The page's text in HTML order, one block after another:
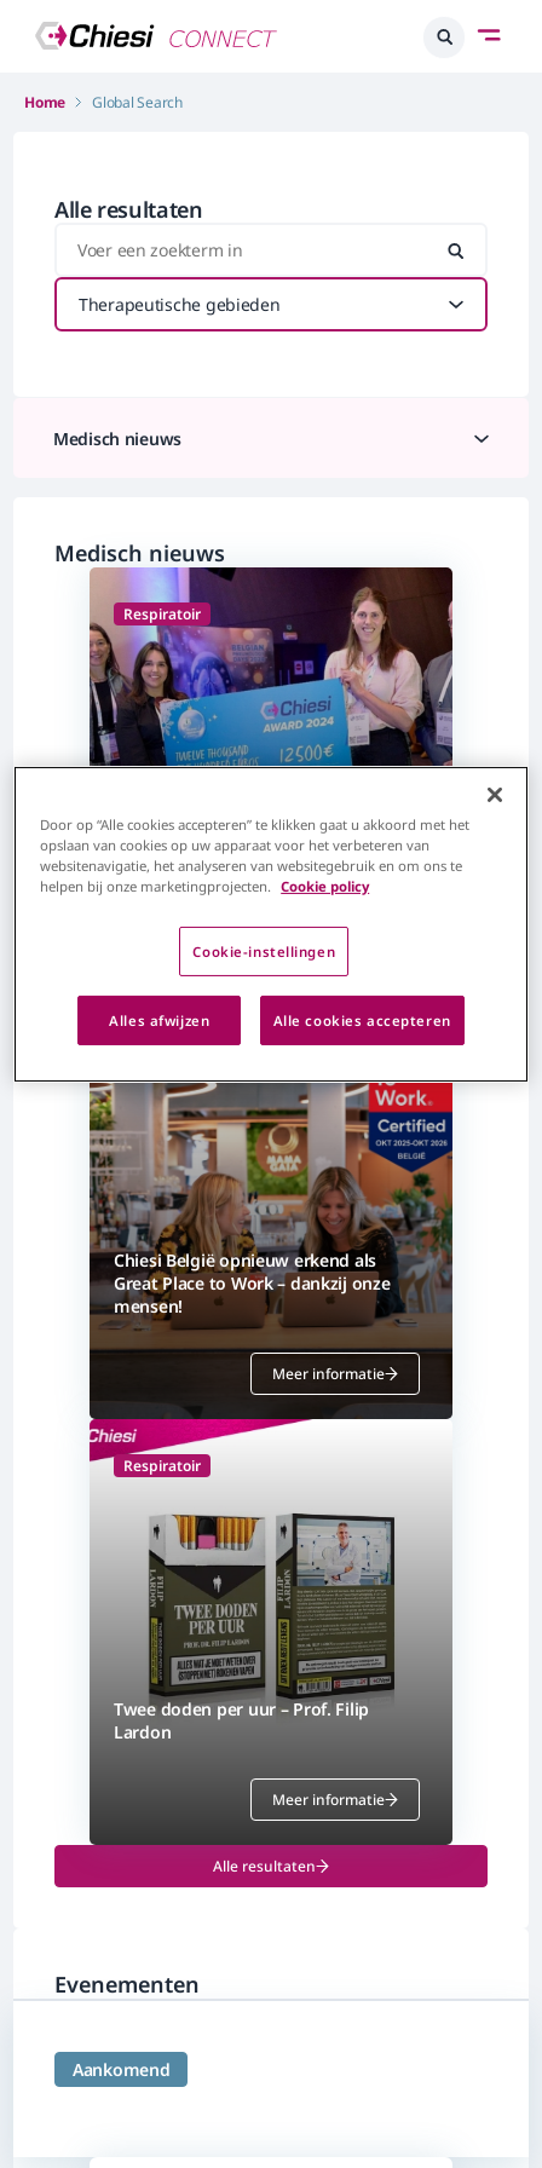
Home Global Search
Alle resultaten
Therapeutische gebieden
Medisch nieuws
Medisch nieuws
Respiratoir
Chiesi award
Meer informatie
Chiesi België opnieuw erkend als
Great Place to Work – dankzij onze
mensen!
Meer informatie
Respiratoir
Twee doden per uur – Prof. Filip
Lardon
Meer informatie
Alle resultaten
Evenementen
Aankomend
Door op “Alle cookies accepteren” te klikken gaat u akkoord met het
opslaan van cookies op uw apparaat voor het verbeteren van
websitenavigatie, het analyseren van websitegebruik en om ons te
helpen bij onze marketingprojecten.
Cookie policy
Cookie-instellingen
Alles afwijzen Alle cookies accepteren